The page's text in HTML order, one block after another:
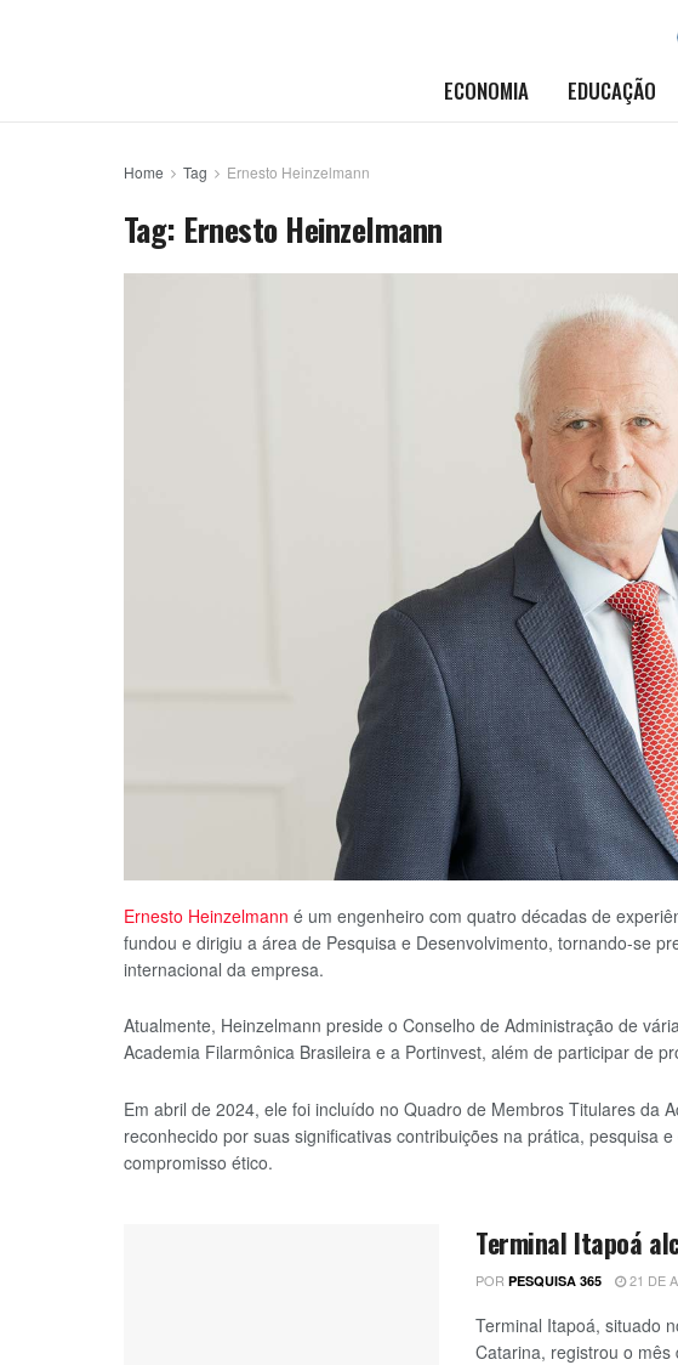
ECONOMIA EDUCAÇÃO
Home Tag Ernesto Heinzelmann
Tag: Ernesto Heinzelmann
Ernesto Heinzelmann é um engenheiro com quatro décadas de
fundou e dirigiu a área de Pesquisa e Desenvolvimento, tornando-se
internacional da empresa.
Atualmente, Heinzelmann preside o Conselho de Administração de
Academia Filarmônica Brasileira e a Portinvest, além de participar de
Em abril de 2024, ele foi incluído no Quadro de Membros Titulares da
reconhecido por suas significativas contribuições na prática, pesquisa
compromisso ético.
Terminal Itapoá
POR PESQUISA 365 21 DE
Terminal Itapoá, situado
Catarina, registrou o